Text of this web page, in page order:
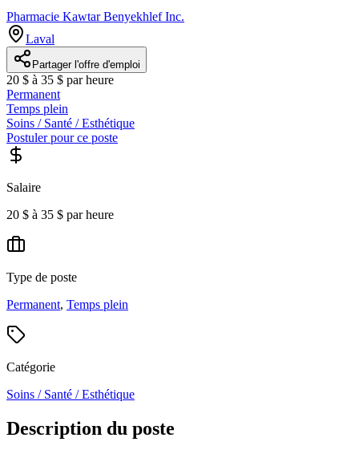
Pharmacie Kawtar Benyekhlef Inc.
Laval
Partager l'offre d'emploi
20 $ à 35 $ par heure
Permanent
Temps plein
Soins / Santé / Esthétique
Postuler pour ce poste
Salaire
20 $ à 35 $ par heure
Type de poste
Permanent, Temps plein
Catégorie
Soins / Santé / Esthétique
Description du poste